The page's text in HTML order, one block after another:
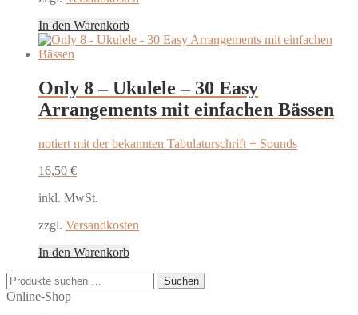
In den Warenkorb
Only 8 – Ukulele – 30 Easy
Arrangements mit einfachen Bässen
notiert mit der bekannten Tabulaturschrift + Sounds
16,50 €
inkl. MwSt.
zzgl. Versandkosten
In den Warenkorb
Suchen
nach:
Suchen
Online-Shop